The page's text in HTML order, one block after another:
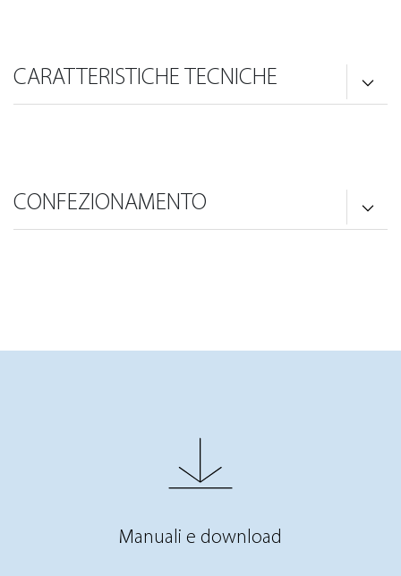
CARATTERISTICHE TECNICHE
CONFEZIONAMENTO
Manuali e download